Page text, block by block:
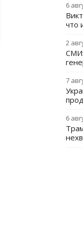
6
что
2
7
6